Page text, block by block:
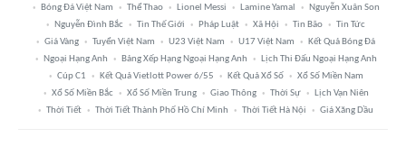
Bóng Đá Việt Nam
Thể Thao Lionel Messi Lamine Yamal
Nguyễn Xuân Son
Nguyễn Đình Bắc
Tin Thế Giới Pháp Luật Xã Hội Tin Bão
Tin Tức
Giá Vàng
Tuyển Việt Nam U23 Việt Nam U17 Việt Nam
Kết Quả Bóng Đá
Ngoại Hạng Anh
Bảng Xếp Hạng Ngoại Hạng Anh
Lịch Thi Đấu Ngoại Hạng Anh
Cúp C1
Kết Quả Vietlott Power 6/55 Kết Quả Xổ Số
Xổ Số Miền Nam
Xổ Số Miền Bắc
Xổ Số Miền Trung Giao Thông Thời Sự
Lịch Vạn Niên
Thời Tiết
Thời Tiết Thành Phố Hồ Chí Minh Thời Tiết Hà Nội Giá Xăng Dầu